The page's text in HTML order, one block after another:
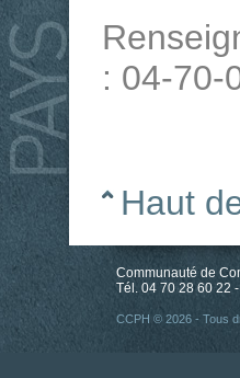
: 04-70-
Haut
Communauté de
Tél. 04 70 28 60 22
CCPH © 2026 - Tous